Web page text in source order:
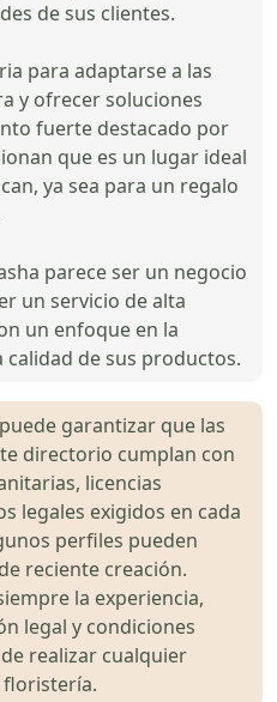
de sus clientes.
para adaptarse a las
y ofrecer soluciones
fuerte destacado por
que es un lugar ideal
ya sea para un regalo
parece ser un negocio
un servicio de alta
un enfoque en la
de sus productos.
garantizar que las
directorio cumplan con
licencias
legales exigidos en cada
perfiles pueden
reciente creación.
la experiencia,
legal y condiciones
realizar cualquier
floristería.